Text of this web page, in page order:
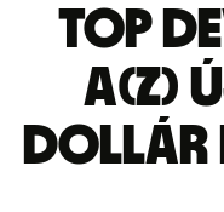
Top
a(z)
dollár